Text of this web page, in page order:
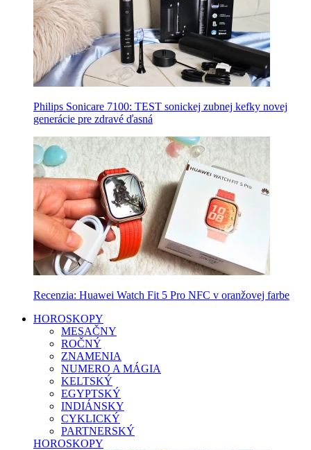
Philips Sonicare 7100: TEST sonickej zubnej kefky novej
generácie pre zdravé ďasná
Recenzia: Huawei Watch Fit 5 Pro NFC v oranžovej farbe
HOROSKOPY
MESAČNY
ROČNÝ
ZNAMENIA
NUMERO A MÁGIA
KELTSKÝ
EGYPTSKÝ
INDIÁNSKY
CYKLICKÝ
PARTNERSKÝ
HOROSKOPY